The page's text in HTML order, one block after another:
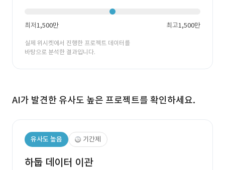
최저1,500만 최고1,500만
실제 위시켓에서 진행한 프로젝트 데이터를
바탕으로 분석한 결과입니다.
AI가 발견한 유사도 높은 프로젝트를 확인하세요.
유사도 높음 기간제
하둡 데이터 이관